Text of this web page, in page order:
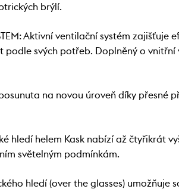
brýlí.
Aktivní ventilační systém
podle svých potřeb. Doplněný o
na novou úroveň díky
hledí helem Kask nabízí až čtyřikrát
světelným podmínkám.
hledí (over the glasses)